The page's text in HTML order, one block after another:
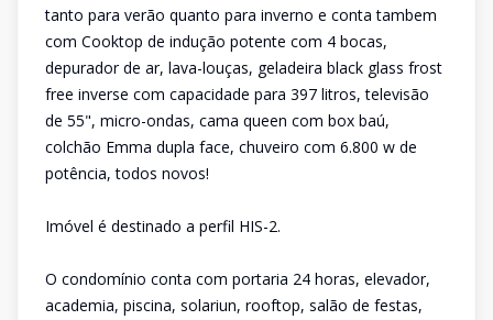
tanto para verão quanto para inverno e conta tambem
com Cooktop de indução potente com 4 bocas,
depurador de ar, lava-louças, geladeira black glass frost
free inverse com capacidade para 397 litros, televisão
de 55", micro-ondas, cama queen com box baú,
colchão Emma dupla face, chuveiro com 6.800 w de
potência, todos novos!
Imóvel é destinado a perfil HIS-2.
O condomínio conta com portaria 24 horas, elevador,
academia, piscina, solariun, rooftop, salão de festas,